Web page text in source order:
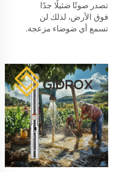
تصدر صوتًا ضئيلًا جدًا
فوق الأرض، لذلك لن
تسمع أي ضوضاء مزعجة.